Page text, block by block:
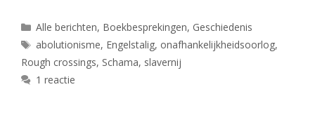
Categorieën
Alle berichten, Boekbesprekingen, Geschiedenis
Tags
abolutionisme, Engelstalig, onafhankelijkheidsoorlog,
Rough crossings, Schama, slavernij
1 reactie